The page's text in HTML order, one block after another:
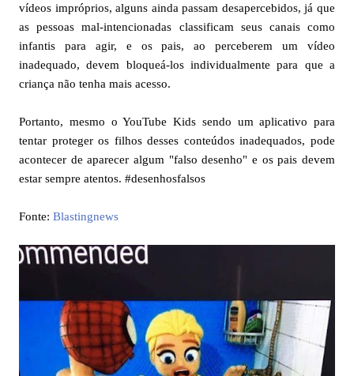
vídeos impróprios, alguns ainda passam desapercebidos, já que
as pessoas mal-intencionadas classificam seus canais como
infantis para agir, e os pais, ao perceberem um vídeo
inadequado, devem bloqueá-los individualmente para que a
criança não tenha mais acesso.
Portanto, mesmo o YouTube Kids sendo um aplicativo para
tentar proteger os filhos desses conteúdos inadequados, pode
acontecer de aparecer algum "falso desenho" e os pais devem
estar sempre atentos. #desenhosfalsos
Fonte: Blastingnews